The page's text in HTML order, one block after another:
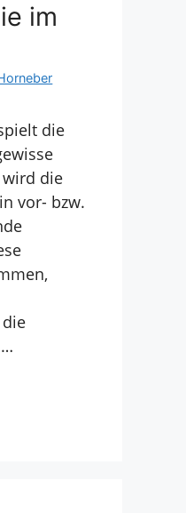
im
die
die
vor- bzw.